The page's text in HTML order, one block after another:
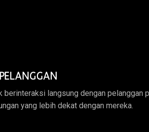
berinteraksi langsung dengan pelanggan
yang lebih dekat dengan mereka.